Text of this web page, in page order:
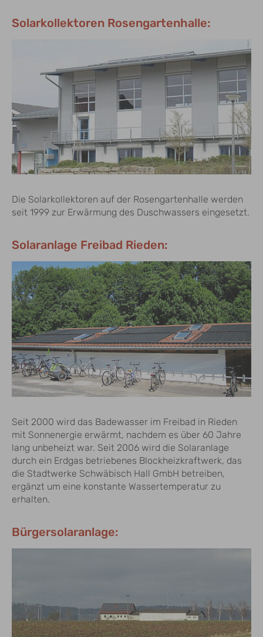
Solarkollektoren Rosengartenhalle:
Die Solarkollektoren auf der Rosengartenhalle werden
seit 1999 zur Erwärmung des Duschwassers eingesetzt.
Solaranlage Freibad Rieden:
Seit 2000 wird das Badewasser im Freibad in Rieden
mit Sonnenergie erwärmt, nachdem es über 60 Jahre
lang unbeheizt war. Seit 2006 wird die Solaranlage
durch ein Erdgas betriebenes Blockheizkraftwerk, das
die Stadtwerke Schwäbisch Hall GmbH betreiben,
ergänzt um eine konstante Wassertemperatur zu
erhalten.
Bürgersolaranlage: